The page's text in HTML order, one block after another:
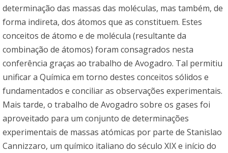
determinação das massas das moléculas, mas também, de
forma indireta, dos átomos que as constituem. Estes
conceitos de átomo e de molécula (resultante da
combinação de átomos) foram consagrados nesta
conferência graças ao trabalho de Avogadro. Tal permitiu
unificar a Química em torno destes conceitos sólidos e
fundamentados e conciliar as observações experimentais.
Mais tarde, o trabalho de Avogadro sobre os gases foi
aproveitado para um conjunto de determinações
experimentais de massas atómicas por parte de Stanislao
Cannizzaro, um químico italiano do século XIX e início do